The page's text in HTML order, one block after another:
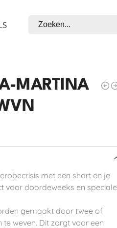
MARTINA
met een short en je
voor doordeweeks en speciale
gemaakt door twee of
weven. Dit zorgt voor een